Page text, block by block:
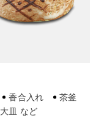
香合入れ
茶釜
大皿